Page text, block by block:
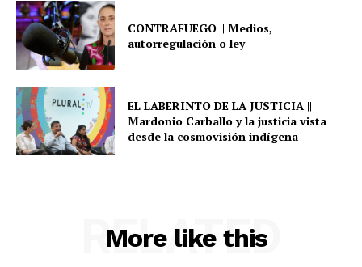
CONTRAFUEGO || Medios,
autorregulación o ley
EL LABERINTO DE LA JUSTICIA ||
Mardonio Carballo y la justicia vista
desde la cosmovisión indígena
More like this
RELATED